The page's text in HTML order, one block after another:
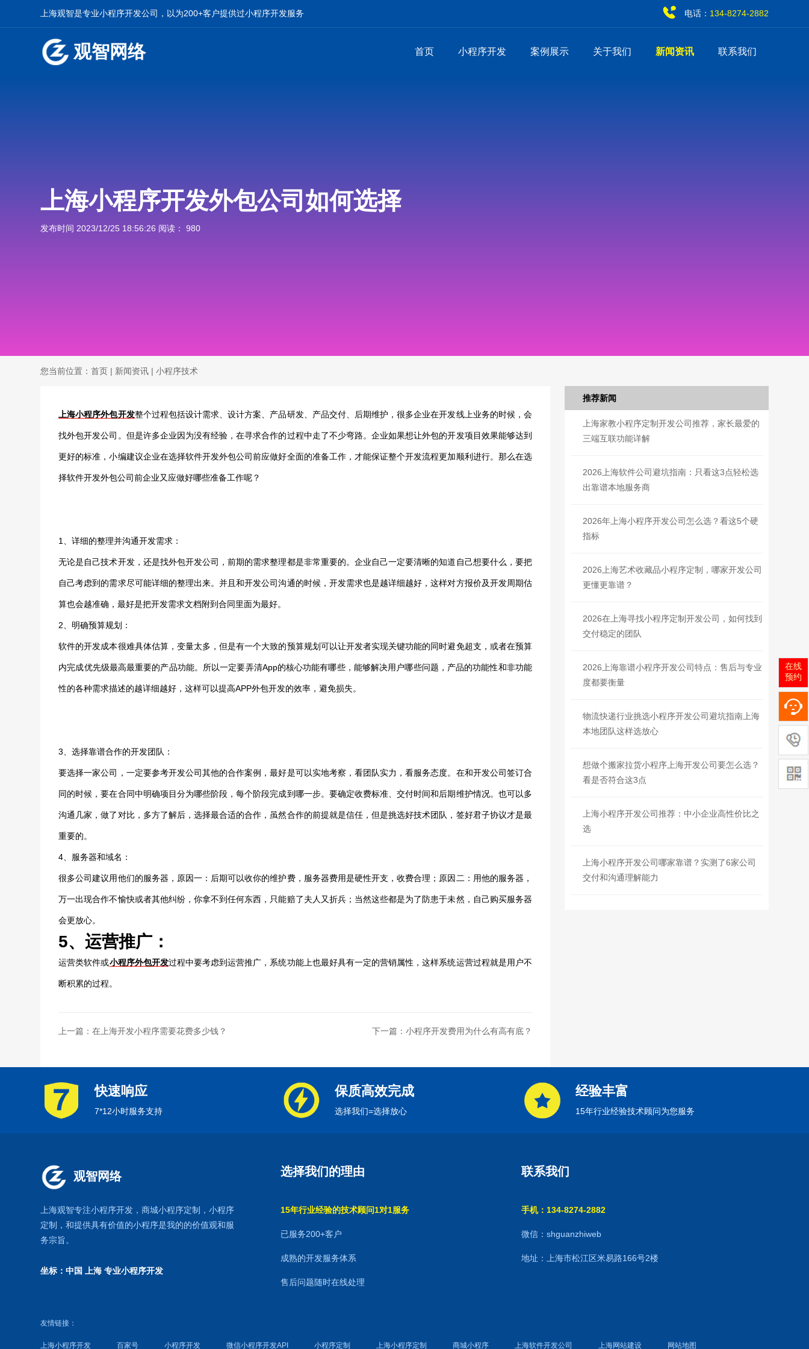
上海观智是专业小程序开发公司，以为200+客户提供过小程序开发服务 134-8274-2882
电话：
观智网络 首页 小程序开发 案例展示 关于我们 新闻资讯 联系我们
上海小程序开发外包公司如何选择
发布时间 2023/12/25 18:56:26 阅读： 980
您当前位置：首页 | 新闻资讯 | 小程序技术
上海小程序外包开发整个过程包括设计需求、设计方案、产品研发、产品交付、后期维护，很多企业在开发线上业务的时候，会
找外包开发公司。但是许多企业因为没有经验，在寻求合作的过程中走了不少弯路。企业如果想让外包的开发项目效果能够达到
更好的标准，小编建议企业在选择软件开发外包公司前应做好全面的准备工作，才能保证整个开发流程更加顺利进行。那么在选
择软件开发外包公司前企业又应做好哪些准备工作呢？
1、详细的整理并沟通开发需求：
无论是自己技术开发，还是找外包开发公司，前期的需求整理都是非常重要的。企业自己一定要清晰的知道自己想要什么，要把
自己考虑到的需求尽可能详细的整理出来。并且和开发公司沟通的时候，开发需求也是越详细越好，这样对方报价及开发周期估
算也会越准确，最好是把开发需求文档附到合同里面为最好。
2、明确预算规划：
软件的开发成本很难具体估算，变量太多，但是有一个大致的预算规划可以让开发者实现关键功能的同时避免超支，或者在预算
内完成优先级最高最重要的产品功能。所以一定要弄清App的核心功能有哪些，能够解决用户哪些问题，产品的功能性和非功能
性的各种需求描述的越详细越好，这样可以提高APP外包开发的效率，避免损失。
3、选择靠谱合作的开发团队：
要选择一家公司，一定要参考开发公司其他的合作案例，最好是可以实地考察，看团队实力，看服务态度。在和开发公司签订合
同的时候，要在合同中明确项目分为哪些阶段，每个阶段完成到哪一步。要确定收费标准、交付时间和后期维护情况。也可以多
沟通几家，做了对比，多方了解后，选择最合适的合作，虽然合作的前提就是信任，但是挑选好技术团队，签好君子协议才是最
重要的。
4、服务器和域名：
很多公司建议用他们的服务器，原因一：后期可以收你的维护费，服务器费用是硬性开支，收费合理；原因二：用他的服务器，
万一出现合作不愉快或者其他纠纷，你拿不到任何东西，只能赔了夫人又折兵；当然这些都是为了防患于未然，自己购买服务器
会更放心。
5、运营推广：
运营类软件或小程序外包开发过程中要考虑到运营推广，系统功能上也最好具有一定的营销属性，这样系统运营过程就是用户不
断积累的过程。
上一篇：在上海开发小程序需要花费多少钱？ 下一篇：小程序开发费用为什么有高有底？
推荐新闻
上海家教小程序定制开发公司推荐，家长最爱的
三端互联功能详解
2026上海软件公司避坑指南：只看这3点轻松选
出靠谱本地服务商
2026年上海小程序开发公司怎么选？看这5个硬
指标
2026上海艺术收藏品小程序定制，哪家开发公司
更懂更靠谱？
2026在上海寻找小程序定制开发公司，如何找到
交付稳定的团队
2026上海靠谱小程序开发公司特点：售后与专业
度都要衡量
物流快递行业挑选小程序开发公司避坑指南上海
本地团队这样选放心
想做个搬家拉货小程序上海开发公司要怎么选？
看是否符合这3点
上海小程序开发公司推荐：中小企业高性价比之
选
上海小程序开发公司哪家靠谱？实测了6家公司
交付和沟通理解能力
快速响应
7*12小时服务支持
保质高效完成
选择我们=选择放心
经验丰富
15年行业经验技术顾问为您服务
观智网络
上海观智专注小程序开发 ，商城小程序定制，小程序
定制 ，和提供具有价值的小程序是我的的价值观和服
务宗旨。
坐标：中国 上海专业小程序开发
选择我们的理由
15年行业经验的技术顾问1对1服务
已服务200+客户
成熟的开发服务体系
售后问题随时在线处理
联系我们
手机：134-8274-2882
微信：shguanzhiweb
地址：上海市松江区米易路166号2楼
友情链接：
上海小程序开发 百家号 小程序开发 微信小程序开发API 小程序定制 上海小程序定制 商城小程序 上海软件开发公司 上海网站建设 网站地图
在线
预约